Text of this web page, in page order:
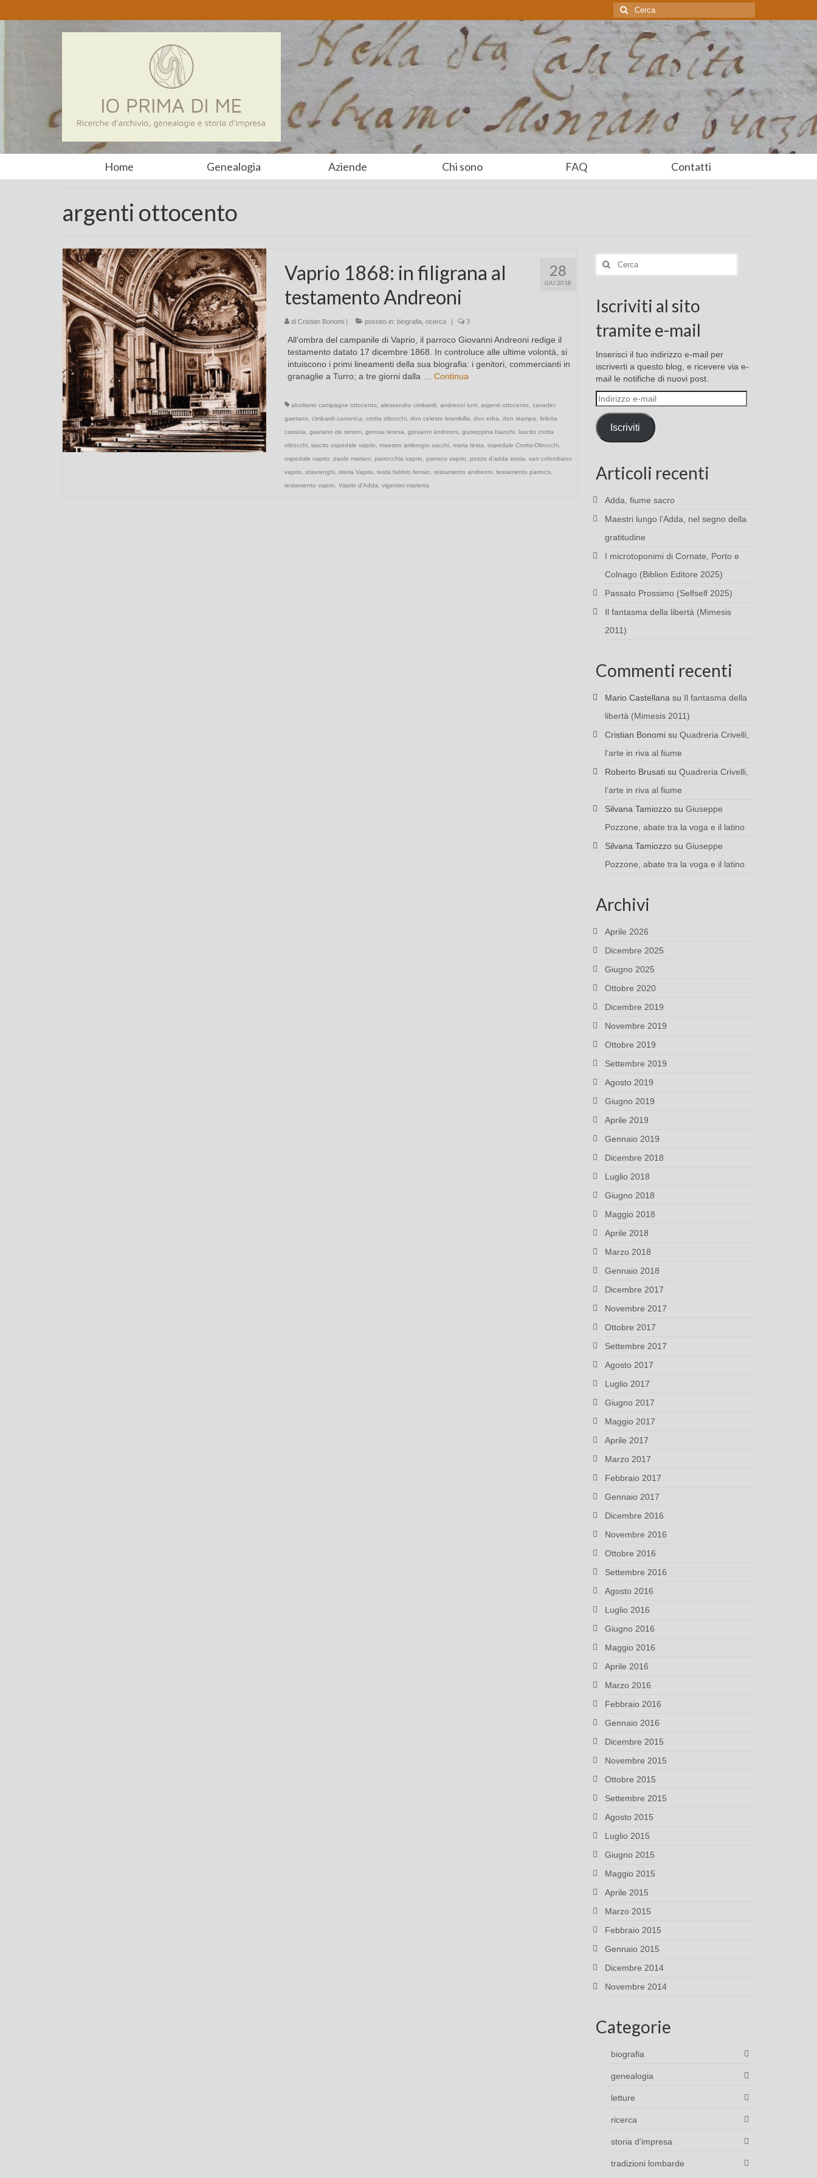
Cerca:
Home Genealogia Aziende Chi sono FAQ Contatti
argenti ottocento
28
GIU 2018
Vaprio 1868: in filigrana al
testamento Andreoni
di Cristian Bonomi| postato in: biografia, ricerca | 3
All’ombra del campanile di Vaprio, il parroco Giovanni Andreoni redige il
testamento datato 17 dicembre 1868. In controluce alle ultime volontà, si
intuiscono i primi lineamenti della sua biografia: i genitori, commercianti in
granaglie a Turro; a tre giorni dalla … Continua
alcolismo campagne ottocento alessandro cimbardi, andreoni turri, argenti ottocento
cavadini
gaetano
cimbardi canonica crotta oltrocchi, don celeste brambilla don erba don stampa
felicita
cassola
gaetano de simoni, gerosa teresa giovanni andreoni, giuseppina bianchi, lascito crotta
oltrocchi, lascito ospedale vaprio maestro ambrogio sacchi, maria testa ospedale Crotta-Oltrocchi,
ospedale vaprio
paolo mariani, parrocchia vaprio parroco vaprio pozzo d’adda storia
san colombano
vaprio
staurenghi, storia Vaprio testa fabbro ferraio testamento andreoni, testamento parroco
testamento vaprio
Vaprio d'Adda vigentini marietta
Cerca:
Iscriviti al sito
tramite e-mail
Inserisci il tuo indirizzo e-mail per
iscriverti a questo blog, e ricevere via e-
mail le notifiche di nuovi post.
Indirizzo
e-
mail
Iscriviti
Articoli recenti
Adda, fiume sacro
Maestri lungo l’Adda, nel segno della
gratitudine
I microtoponimi di Cornate, Porto e
Colnago (Biblion Editore 2025)
Passato Prossimo (Selfself 2025)
Il fantasma della libertà (Mimesis
2011)
Commenti recenti
Mario Castellana su Il fantasma della
libertà (Mimesis 2011)
Cristian Bonomisu Quadreria Crivelli,
l’arte in riva al fiume
Roberto Brusatisu Quadreria Crivelli,
l’arte in riva al fiume
Silvana Tamiozzosu Giuseppe
Pozzone, abate tra la voga e il latino
Silvana Tamiozzosu Giuseppe
Pozzone, abate tra la voga e il latino
Archivi
Aprile 2026
Dicembre 2025
Giugno 2025
Ottobre 2020
Dicembre 2019
Novembre 2019
Ottobre 2019
Settembre 2019
Agosto 2019
Giugno 2019
Aprile 2019
Gennaio 2019
Dicembre 2018
Luglio 2018
Giugno 2018
Maggio 2018
Aprile 2018
Marzo 2018
Gennaio 2018
Dicembre 2017
Novembre 2017
Ottobre 2017
Settembre 2017
Agosto 2017
Luglio 2017
Giugno 2017
Maggio 2017
Aprile 2017
Marzo 2017
Febbraio 2017
Gennaio 2017
Dicembre 2016
Novembre 2016
Ottobre 2016
Settembre 2016
Agosto 2016
Luglio 2016
Giugno 2016
Maggio 2016
Aprile 2016
Marzo 2016
Febbraio 2016
Gennaio 2016
Dicembre 2015
Novembre 2015
Ottobre 2015
Settembre 2015
Agosto 2015
Luglio 2015
Giugno 2015
Maggio 2015
Aprile 2015
Marzo 2015
Febbraio 2015
Gennaio 2015
Dicembre 2014
Novembre 2014
Categorie
biografia
genealogia
letture
ricerca
storia d'impresa
tradizioni lombarde